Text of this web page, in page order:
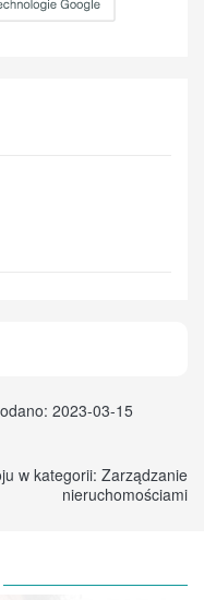
2023-03-15
w kategorii: Zarządzanie
nieruchomościami